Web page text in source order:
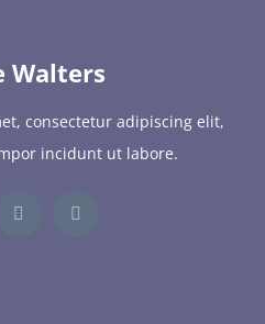
Walters
consectetur adipiscing elit,
incidunt ut labore.